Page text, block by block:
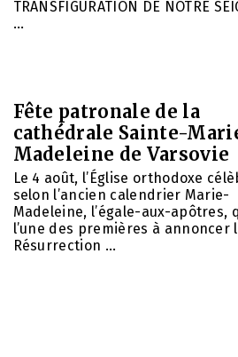
TRANSFIGURATION DE NOTRE
...
Fête patronale de la
cathédrale Sainte-
Madeleine de Varsovie
Le 4 août, l’Église orthodoxe
selon l’ancien calendrier Marie-
Madeleine, l’égale-aux-apôtres,
l’une des premières à annoncer
Résurrection ...